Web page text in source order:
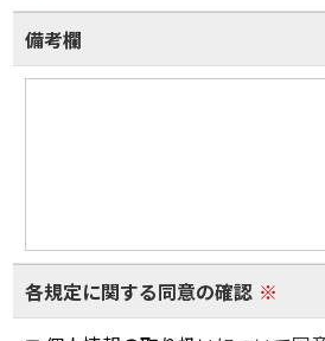
備考欄
各規定に関する同意の確認 ※